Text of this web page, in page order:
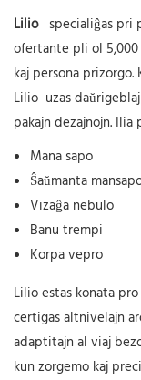
Lilio specialiĝas pri
ofertante pli ol
kaj persona
Lilio uzas
pakajn dezajnojn.
Mana sapo
Ŝaŭmanta
Vizaĝa nebulo
Banu trempi
Korpa vepro
Lilioestas konata
certigas altnivelajn
adaptitajn al viaj
kun zorgemo kaj